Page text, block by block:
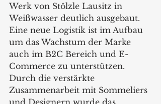
Werk von Stölzle Lausitz in
Weißwasser deutlich ausgebaut.
Eine neue Logistik ist im Aufbau
um das Wachstum der Marke
auch im B2C Bereich und E-
Commerce zu unterstützen.
Durch die verstärkte
Zusammenarbeit mit Sommeliers